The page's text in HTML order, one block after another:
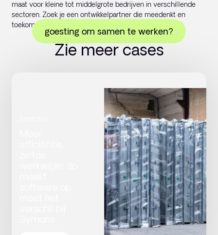
maat voor kleine tot middelgrote bedrijven in verschillende
sectoren. Zoek je een ontwikkelpartner die meedenkt en
toekomstgericht werkt? Laat van je horen!
goesting om samen te werken?
Zie meer cases